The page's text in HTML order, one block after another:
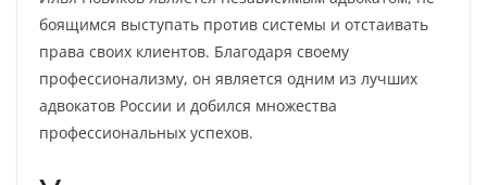
боящимся выступать против системы и отстаивать
права своих клиентов. Благодаря своему
профессионализму, он является одним из лучших
адвокатов России и добился множества
профессиональных успехов.